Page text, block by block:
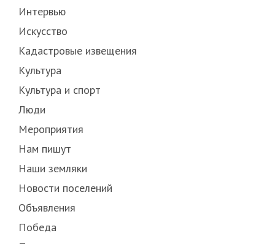
Интервью
Искусство
Кадастровые извещения
Культура
Культура и спорт
Люди
Мероприятия
Нам пишут
Наши земляки
Новости поселений
Объявления
Победа